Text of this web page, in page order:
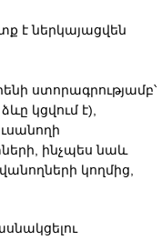
է ներկայացվեն
ստորագրությամբ՝
կցվում է),
ինչպես նաև
կողմից,